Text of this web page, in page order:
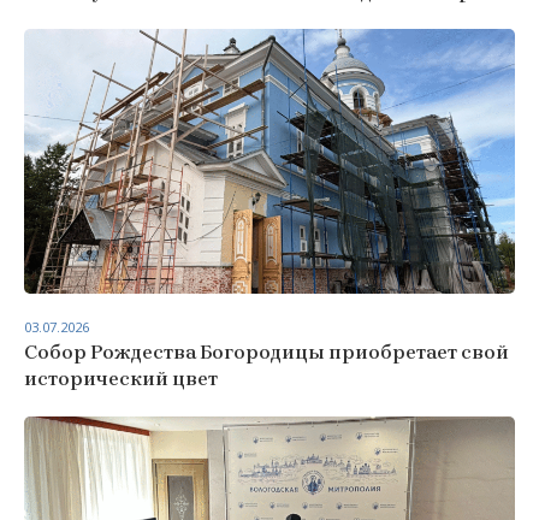
Собор Рождества Богородицы приобретает свой
исторический цвет
03.07.2026